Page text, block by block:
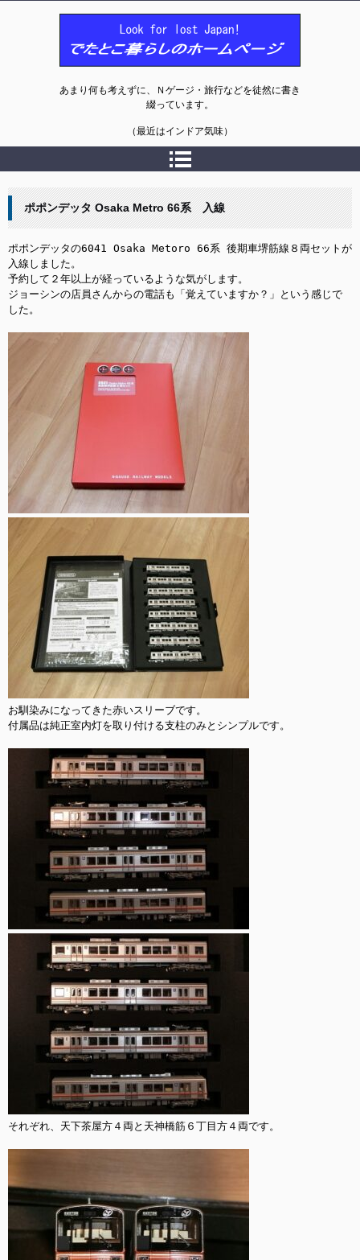
あまり何も考えずに、Ｎゲージ・旅行などを徒然に書き
綴っています。
（最近はインドア気味）
ポポンデッタ Osaka Metro 66系 入線
ポポンデッタの6041 Osaka Metoro 66系 後期車堺筋線８両セットが
入線しました。
予約して２年以上が経っているような気がします。
ジョーシンの店員さんからの電話も「覚えていますか？」という感じで
した。
お馴染みになってきた赤いスリーブです。
付属品は純正室内灯を取り付ける支柱のみとシンプルです。
それぞれ、天下茶屋方４両と天神橋筋６丁目方４両です。